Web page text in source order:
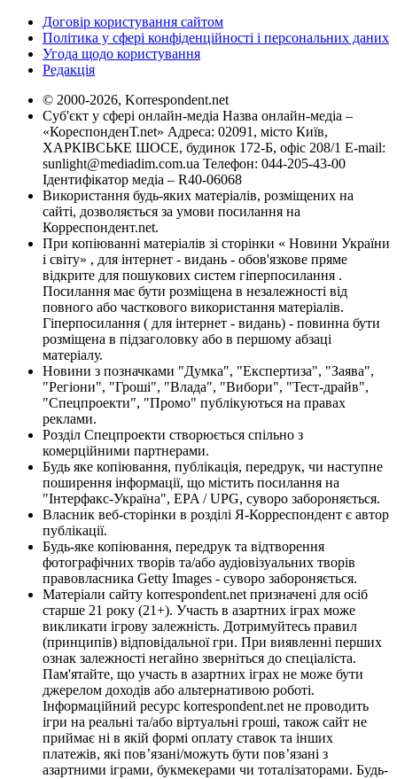
Договір користування сайтом
Політика у сфері конфіденційності і персональних даних
Угода щодо користування
Редакція
© 2000-2026, Korrespondent.net
Суб'єкт у сфері онлайн-медіа Назва онлайн-медіа –
«КореспонденТ.net» Адреса: 02091, місто Київ,
ХАРКІВСЬКЕ ШОСЕ, будинок 172-Б, офіс 208/1 E-mail:
sunlight@mediadim.com.ua Телефон: 044-205-43-00
Ідентифікатор медіа – R40-06068
Використання будь-яких матеріалів, розміщених на
сайті, дозволяється за умови посилання на
Корреспондент.net.
При копіюванні матеріалів зі сторінки « Новини України
і світу» , для інтернет - видань - обов'язкове пряме
відкрите для пошукових систем гіперпосилання .
Посилання має бути розміщена в незалежності від
повного або часткового використання матеріалів.
Гіперпосилання ( для інтернет - видань) - повинна бути
розміщена в підзаголовку або в першому абзаці
матеріалу.
Новини з позначками "Думка", "Експертиза", "Заява",
"Регіони", "Гроші", "Влада", "Вибори", "Тест-драйв",
"Спецпроекти", "Промо" публікуються на правах
реклами.
Розділ Спецпроекти створюється спільно з
комерційними партнерами.
Будь яке копіювання, публікація, передрук, чи наступне
поширення інформації, що містить посилання на
"Інтерфакс-Україна", EPA / UPG, суворо забороняється.
Власник веб-сторінки в розділі Я-Корреспондент є автор
публікації.
Будь-яке копіювання, передрук та відтворення
фотографічних творів та/або аудіовізуальних творів
правовласника Getty Images - суворо забороняється.
Матеріали сайту korrespondent.net призначені для осіб
старше 21 року (21+). Участь в азартних іграх може
викликати ігрову залежність. Дотримуйтесь правил
(принципів) відповідальної гри. При виявленні перших
ознак залежності негайно зверніться до спеціаліста.
Пам'ятайте, що участь в азартних іграх не може бути
джерелом доходів або альтернативою роботі.
Інформаційний ресурс korrespondent.net не проводить
ігри на реальні та/або віртуальні гроші, також сайт не
приймає ні в якій формі оплату ставок та інших
платежів, які пов’язані/можуть бути пов’язані з
азартними іграми, букмекерами чи тоталізаторами. Будь-